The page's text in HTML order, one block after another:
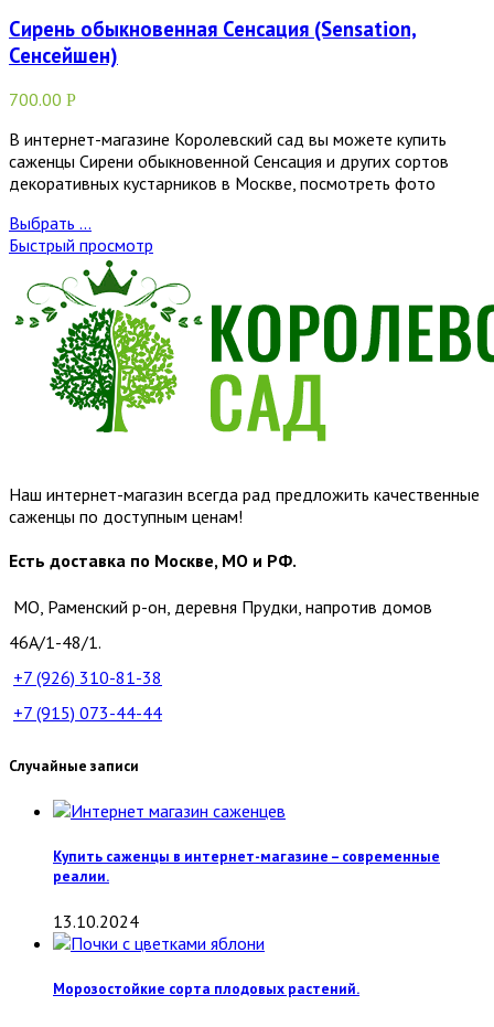
Сирень обыкновенная Сенсация (Sensation,
Сенсейшен)
700.00 Р
В интернет-магазине Королевский сад вы можете купить
саженцы Сирени обыкновенной Сенсация и других сортов
декоративных кустарников в Москве, посмотреть фото
Выбрать ...
Быстрый просмотр
Наш интернет-магазин всегда рад предложить качественные
саженцы по доступным ценам!
Есть доставка по Москве, МО и РФ.
МО, Раменский р-он, деревня Прудки, напротив домов
46А/1-48/1.
+7 (926) 310-81-38
+7 (915) 073-44-44
Случайные записи
Купить саженцы в интернет-магазине – современные
реалии.
13.10.2024
Морозостойкие сорта плодовых растений.